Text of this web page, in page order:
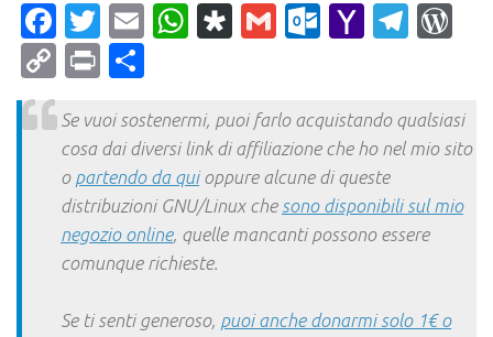
Facebook
Twitter
EmailWhatsApp
Diaspora
Gmail Yahoo
CopyPrint
Se vuoi sostenermi, puoi farlo acquistando qualsiasi
cosa dai diversi link di affiliazione che ho nel mio sito
o partendo da quioppure alcune di queste
distribuzioni GNU/Linux che sono disponibili sul mio
negozio online, quelle mancanti possono essere
comunque richieste.
Se ti senti generoso, puoi anche donarmi solo 1€ o